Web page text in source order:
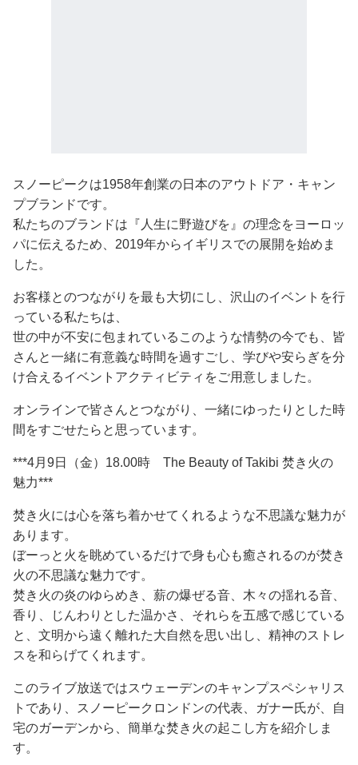
スノーピークは1958年創業の日本のアウトドア・キャン
プブランドです。
私たちのブランドは『人生に野遊びを』の理念をヨーロッ
パに伝えるため、2019年からイギリスでの展開を始めま
した。
お客様とのつながりを最も大切にし、沢山のイベントを行
っている私たちは、
世の中が不安に包まれているこのような情勢の今でも、皆
さんと一緒に有意義な時間を過すごし、学びや安らぎを分
け合えるイベントアクティビティをご用意しました。
オンラインで皆さんとつながり、一緒にゆったりとした時
間をすごせたらと思っています。
***4月9日（金）18.00時 The Beauty of Takibi 焚き火の
魅力***
焚き火には心を落ち着かせてくれるような不思議な魅力が
あります。
ぼーっと火を眺めているだけで身も心も癒されるのが焚き
火の不思議な魅力です。
焚き火の炎のゆらめき、薪の爆ぜる音、木々の揺れる音、
香り、じんわりとした温かさ、それらを五感で感じている
と、文明から遠く離れた大自然を思い出し、精神のストレ
スを和らげてくれます。
このライブ放送ではスウェーデンのキャンプスペシャリス
トであり、スノーピークロンドンの代表、ガナー氏が、自
宅のガーデンから、簡単な焚き火の起こし方を紹介しま
す。